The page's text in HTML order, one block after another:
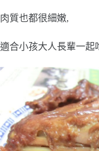
肉質也都很細嫩,
適合小孩大人長輩一起